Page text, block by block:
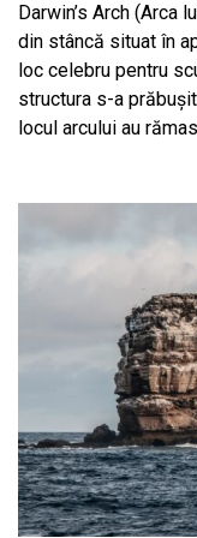
Darwin’s Arch (Arca
din stâncă situat în
loc celebru pentru
structura s-a
locul arcului au